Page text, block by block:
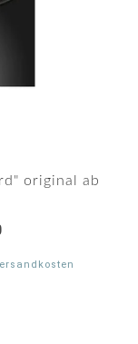
original ab